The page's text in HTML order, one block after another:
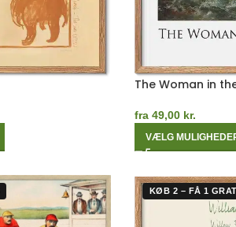
The Woman in
fra 49,00 kr.
VÆLG
KØB 2 – FÅ 1